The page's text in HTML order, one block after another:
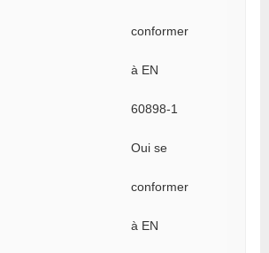
conformer
à EN
60898-1
Oui se
conformer
à EN